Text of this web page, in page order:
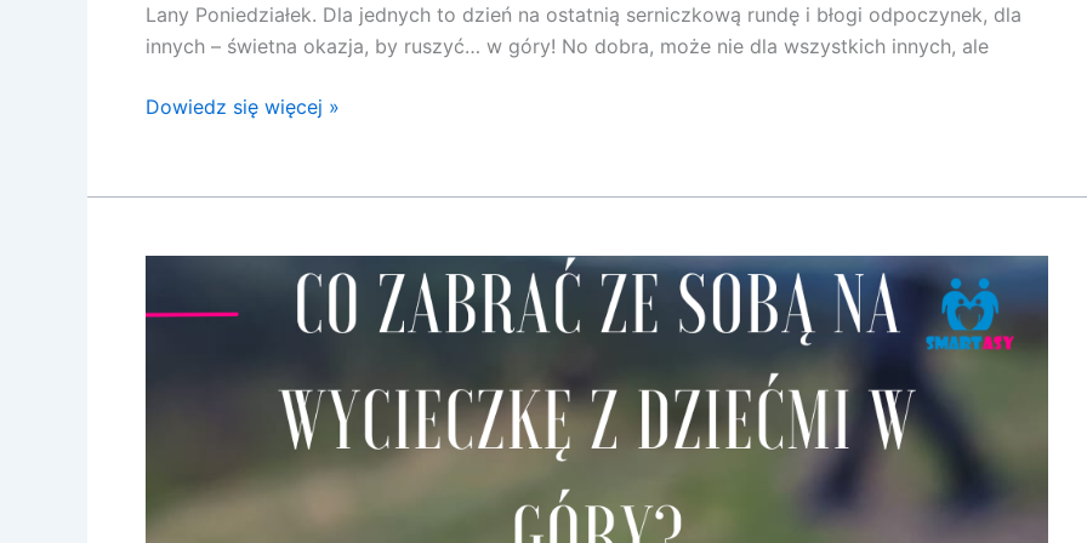
Lany Poniedziałek. Dla jednych to dzień na ostatnią serniczkową rundę i błogi odpoczynek, dla
innych – świetna okazja, by ruszyć… w góry! No dobra, może nie dla wszystkich innych, ale
Dowiedz się więcej »
dziećmi
w